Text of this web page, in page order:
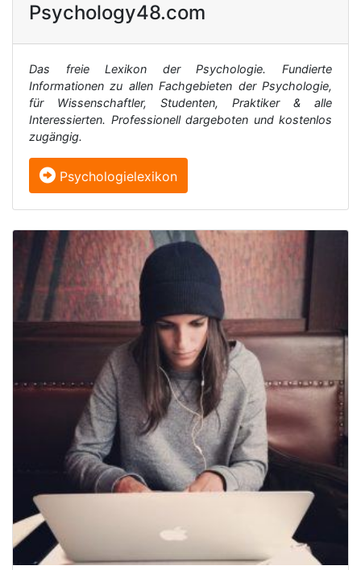
Psychology48.com
Das freie Lexikon der Psychologie. Fundierte
Informationen zu allen Fachgebieten der Psychologie,
für Wissenschaftler, Studenten, Praktiker & alle
Interessierten. Professionell dargeboten und kostenlos
zugängig.
Psychologielexikon